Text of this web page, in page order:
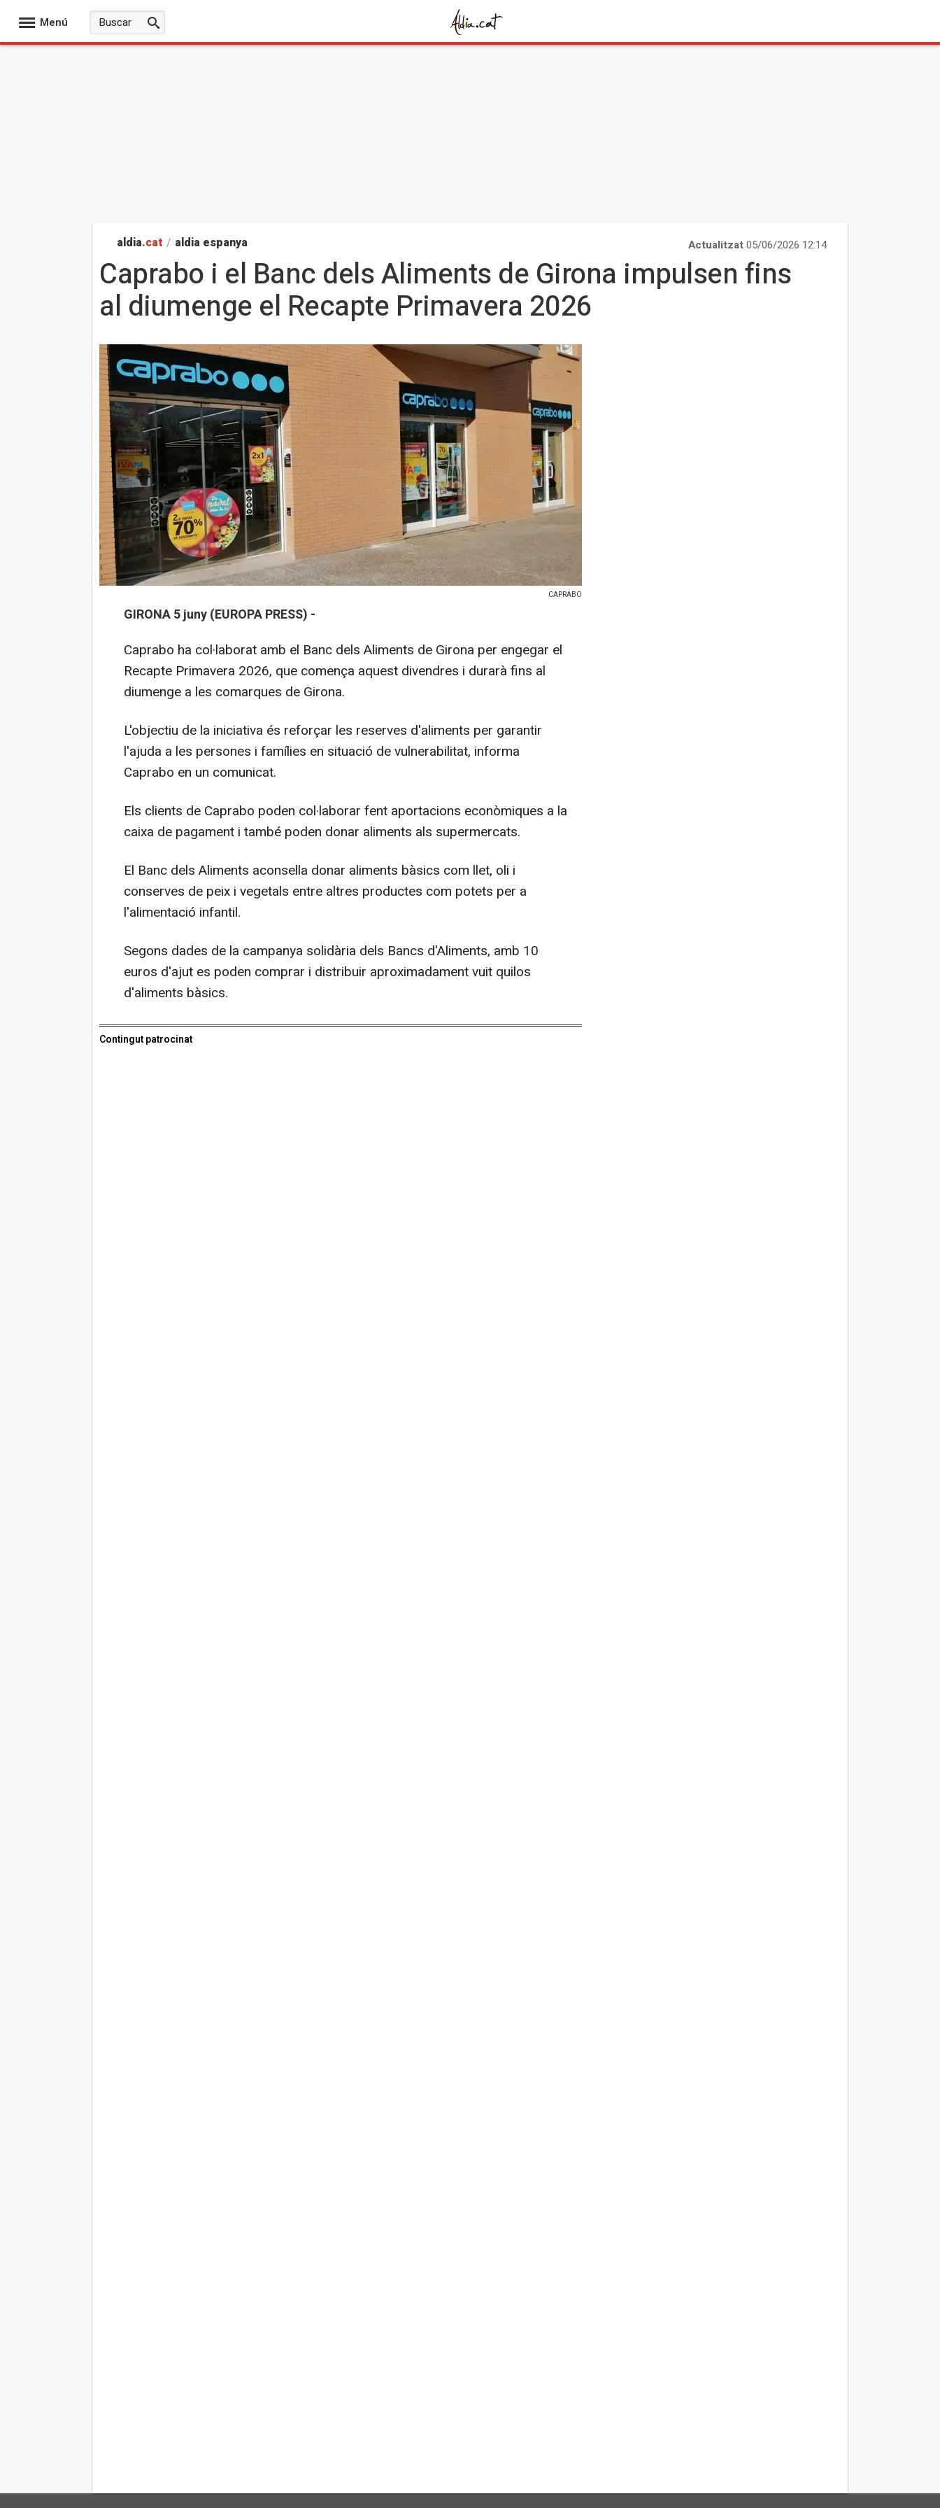
Menú
aldia.cat / aldia espanya Actualitzat05/06/2026 12:14
Caprabo i el Banc dels Aliments de Girona impulsen fins
al diumenge el Recapte Primavera 2026
CAPRABO
GIRONA 5 juny (EUROPA PRESS) -
Caprabo ha col·laborat amb el Banc dels Aliments de Girona per engegar el
Recapte Primavera 2026, que comença aquest divendres i durarà fins al
diumenge a les comarques de Girona.
L'objectiu de la iniciativa és reforçar les reserves d'aliments per garantir
l'ajuda a les persones i famílies en situació de vulnerabilitat, informa
Caprabo en un comunicat.
Els clients de Caprabo poden col·laborar fent aportacions econòmiques a la
caixa de pagament i també poden donar aliments als supermercats.
El Banc dels Aliments aconsella donar aliments bàsics com llet, oli i
conserves de peix i vegetals entre altres productes com potets per a
l'alimentació infantil.
Segons dades de la campanya solidària dels Bancs d'Aliments, amb 10
euros d'ajut es poden comprar i distribuir aproximadament vuit quilos
d'aliments bàsics.
Contingut patrocinat